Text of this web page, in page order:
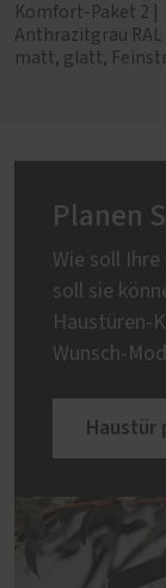
Komfort-Paket 2 |
Anthrazitgrau RAL
matt, glatt,
Planen
Wie soll Ihre
soll sie
Haustüren-
Wunsch-
Haustür